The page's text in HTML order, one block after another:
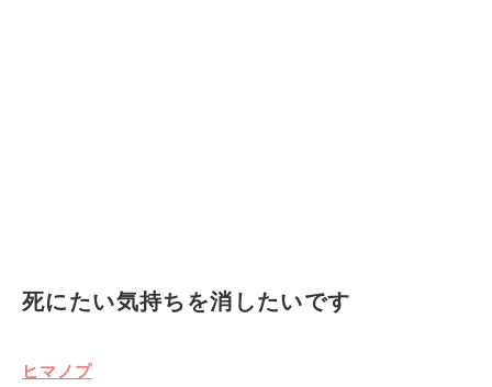
死にたい気持ちを消したいです
ヒマノプ